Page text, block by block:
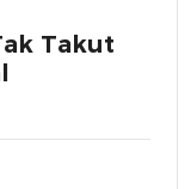
Takut